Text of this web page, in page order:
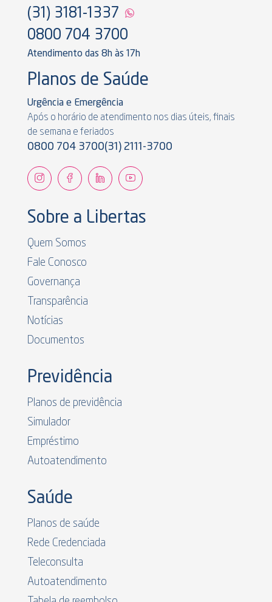
(31) 3181-1337
0800 704 3700
Atendimento das 8h às 17h
Planos de Saúde
Urgência e Emergência
Após o horário de atendimento nos dias úteis, finais
de semana e feriados
0800 704 3700(31) 2111-3700
Sobre a Libertas
Quem Somos
Fale Conosco
Governança
Transparência
Notícias
Documentos
Previdência
Planos de previdência
Simulador
Empréstimo
Autoatendimento
Saúde
Planos de saúde
Rede Credenciada
Teleconsulta
Autoatendimento